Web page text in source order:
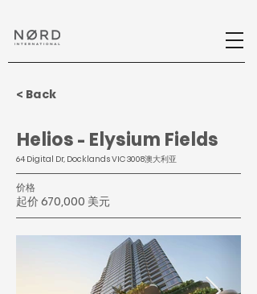
< Back
Helios - Elysium Fields
64 Digital Dr, Docklands VIC 3008澳大利亚
价格
起价 670,000 美元